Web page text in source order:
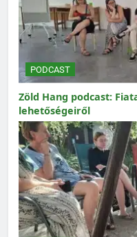
PODCAST
Zöld Hang podcast:
lehetőségeiről